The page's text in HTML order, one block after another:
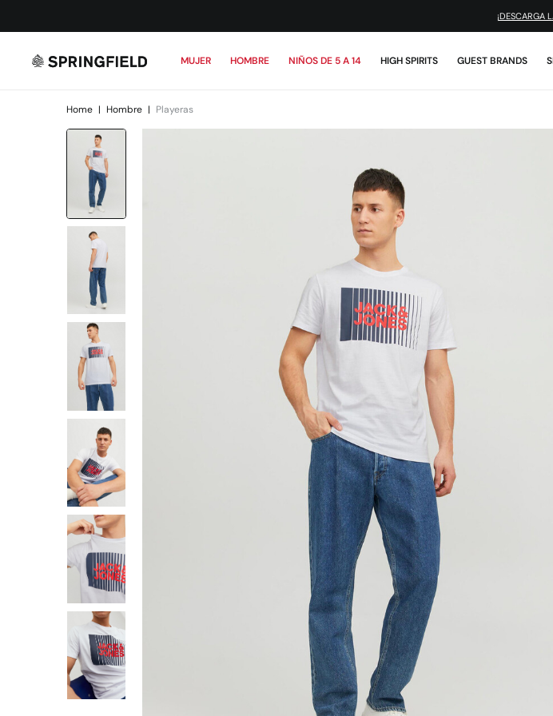
¡DESCARGA
MUJER HOMBRE NIÑOS DE 5 A 14 HIGH SPIRITS GUEST BRANDS
Home | Hombre | Playeras